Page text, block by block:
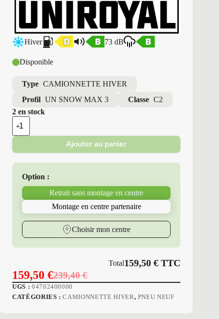
Hiver 73 dB
Disponible
Type CAMIONNETTE HIVER
Profil UN SNOW MAX 3 Classe C2
2 en stock
quantité
de
Uniroyal
Pneus
Neufs
225/65R16
112/110
UN
SNOW
MAX
Ajouter au panier
Option :
Retrait sans montage en centre
Montage en centre partenaire
Choisir mon centre
Total159,50€ TTC
239,40€
Le
prix
159,50 €
Le
prix
UGS : 04702400000
CATÉGORIES :CAMIONNETTE HIVER, PNEU NEUF